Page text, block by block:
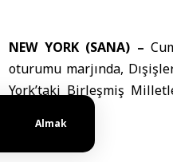
Almak
NEW YORK (SANA) –
oturumu marjında,
York’taki Birleşmiş